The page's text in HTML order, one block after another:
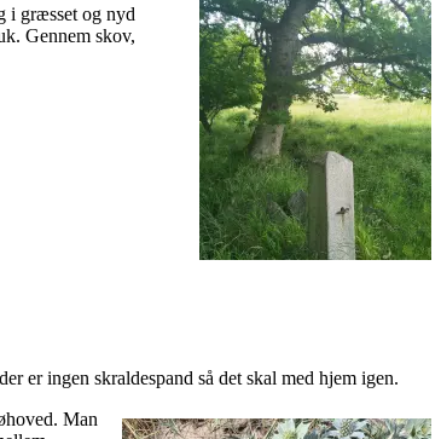
i græsset og nyd
Gennem skov,
er ingen skraldespand så det skal med hjem igen.
Man